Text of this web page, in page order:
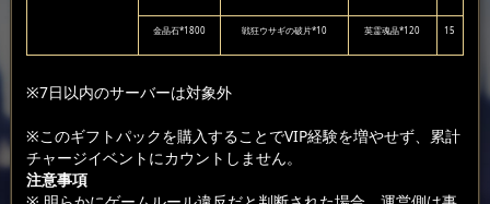
金晶石*1800 戦狂ウサギの破片*10 英霊魂晶*120 15
※7日以内のサーバーは対象外
※このギフトパックを購入することでVIP経験を増やせず、累計
チャージイベントにカウントしません。
注意事項